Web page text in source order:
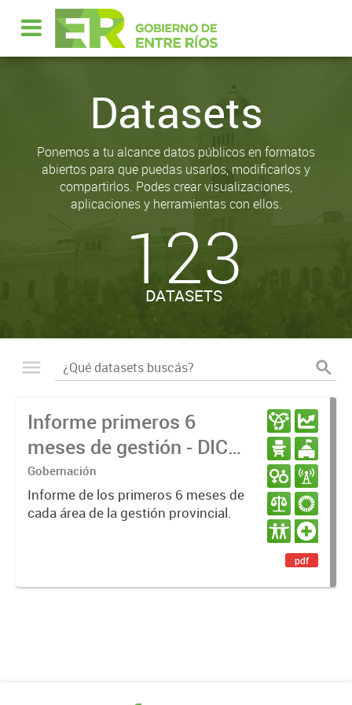
Datasets
Ponemos a tu alcance datos públicos en formatos
abiertos para que puedas usarlos, modificarlos y
compartirlos. Podes crear visualizaciones,
aplicaciones y herramientas con ellos.
123
DATASETS
Informe primeros 6
meses de gestión - DIC
23 / JUN 24
Gobernación
Informe de los primeros 6 meses de
cada área de la gestión provincial.
pdf